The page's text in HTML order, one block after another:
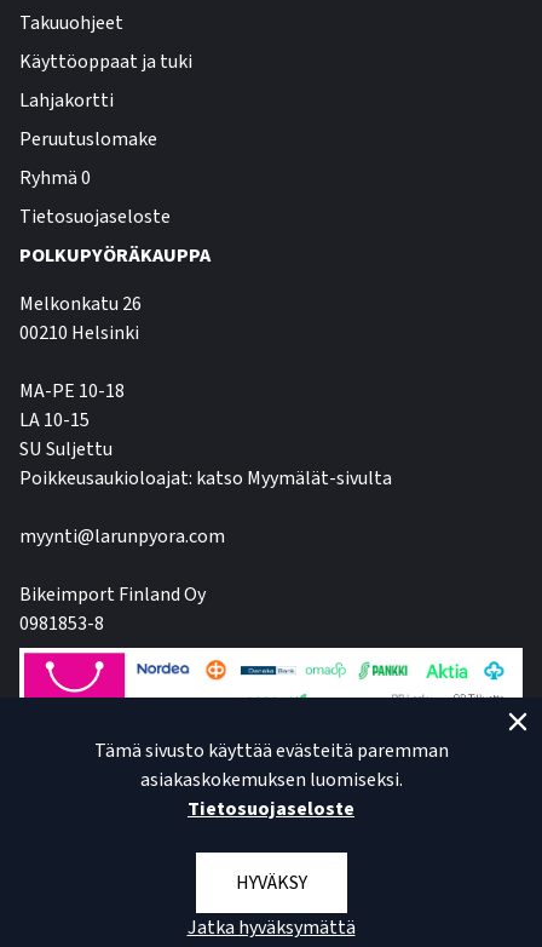
Takuuohjeet
Käyttöoppaat ja tuki
Lahjakortti
Peruutuslomake
Ryhmä 0
Tietosuojaseloste
POLKUPYÖRÄKAUPPA
Melkonkatu 26
00210 Helsinki
MA-PE 10-18
LA 10-15
SU Suljettu
Poikkeusaukioloajat: katso Myymälät-sivulta
myynti@larunpyora.com
Bikeimport Finland Oy
0981853-8
Tämä sivusto käyttää evästeitä paremman
asiakaskokemuksen luomiseksi.
Tietosuojaseloste
HYVÄKSY
Jatka hyväksymättä